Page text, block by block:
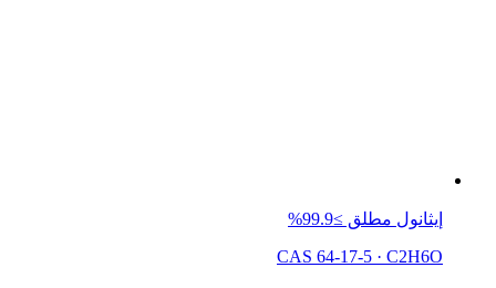
إيثانول مطلق ≥99.9%
CAS 64-17-5 · C2H6O